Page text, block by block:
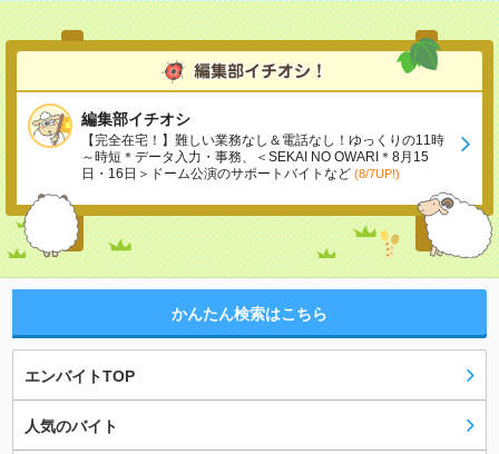
編集部イチオシ
【完全在宅！】難しい業務なし＆電話なし！ゆっくりの11時
～時短＊データ入力・事務、＜SEKAI NO OWARI＊8月15
日・16日＞ドーム公演のサポートバイトなど (8/7UP!)
かんたん検索はこちら
エンバイトTOP
人気のバイト